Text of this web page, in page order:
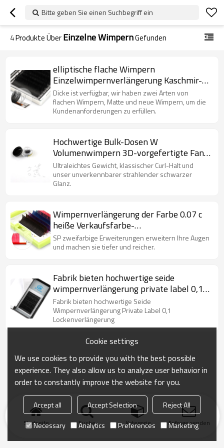
Bitte geben Sie einen Suchbegriff ein
4Produkte ÜberEinzelne WimpernGefunden
elliptische flache Wimpern
Einzelwimpernverlängerung Kaschmir-
Volumenwimpern
Dicke ist verfügbar, wir haben zwei Arten von
flachen Wimpern, Matte und neue Wimpern, um die
Kundenanforderungen zu erfüllen.
Hochwertige Bulk-Dosen W
Volumenwimpern 3D-vorgefertigte Fans
Wimpernverlängerung aus
synthetischem Kunststoff
Ultraleichtes Gewicht, klassischer Curl-Halt und
unser unverkennbarer strahlender schwarzer
Glanz.
Wimpernverlängerung der Farbe 0.07 c
heiße Verkaufsfarbe-
Wimpernerweiterung
SP zweifarbige Erweiterungen erweitern Ihre Augen
und machen sie tiefer und reicher.
Fabrik bieten hochwertige seide
wimpernverlängerung private label 0,1
locken verlängerung
Fabrik bieten hochwertige Seide
Wimpernverlängerung Private Label 0,1
Lockenverlängerung
Startseite Suche Kategorie Anfrage senden
Cookie settings
We use cookies to provide you with the best possible
experience. They also allow us to analyze user behavior in
order to constantly improve the website for you.
Accept all Accept Selection
Reject All
Necessary
Analytics Preferences Marketing